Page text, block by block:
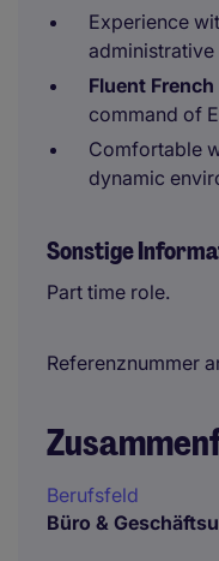
Experience
Fluent
command of
Comfortable
dynamic
Sonstige
Part time role.
Referenznummer
Berufsfeld
Büro &